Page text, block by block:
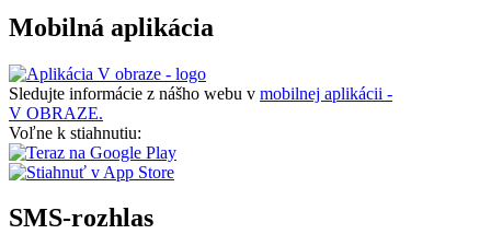
Mobilná aplikácia
Sledujte informácie z nášho webu v mobilnej aplikácii -
V OBRAZE.
Voľne k stiahnutiu:
SMS-rozhlas